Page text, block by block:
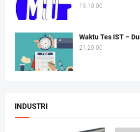
19.10.00
Waktu Tes IST –
21.20.00
INDUSTRI